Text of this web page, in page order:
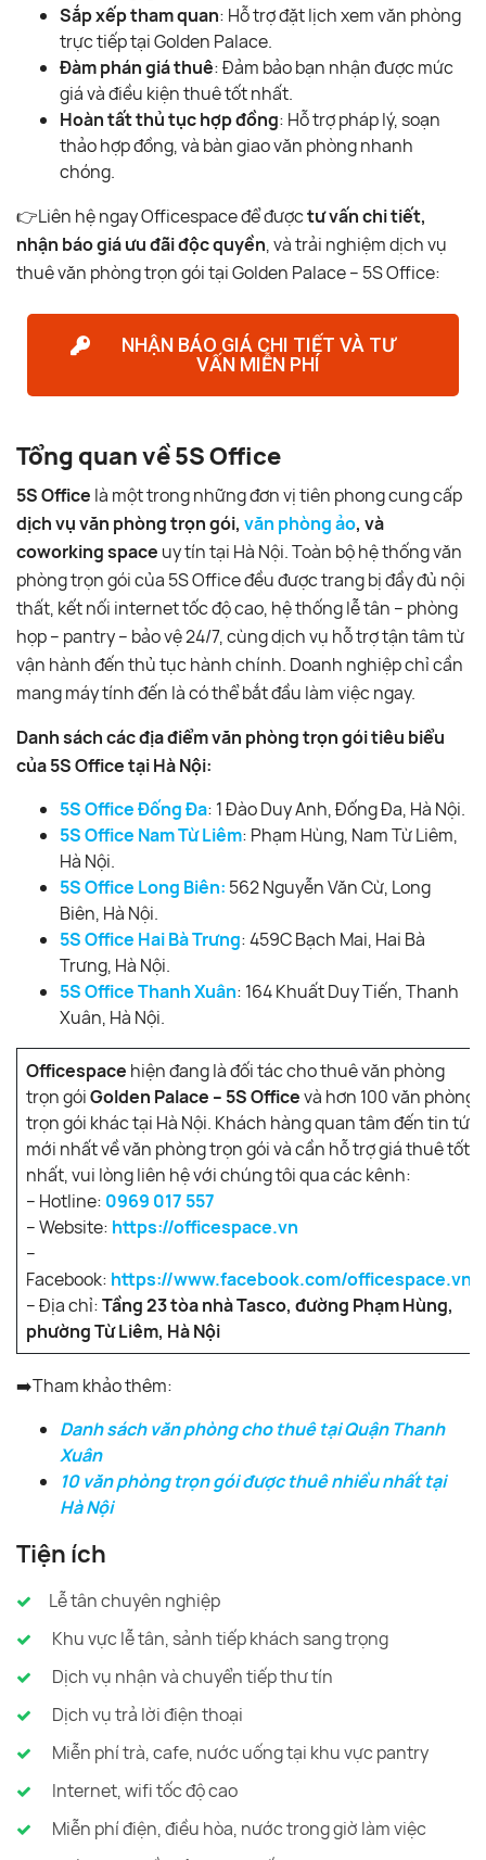
Sắp xếp tham quan: Hỗ trợ đặt lịch xem văn phòng
trực tiếp tại Golden Palace.
Đàm phán giá thuê: Đảm bảo bạn nhận được mức
giá và điều kiện thuê tốt nhất.
Hoàn tất thủ tục hợp đồng: Hỗ trợ pháp lý, soạn
thảo hợp đồng, và bàn giao văn phòng nhanh
chóng.
👉Liên hệ ngay Officespace để đượctư vấn chi tiết,
nhận báo giá ưu đãi độc quyền, và trải nghiệm dịch vụ
thuê văn phòng trọn gói tại Golden Palace – 5S Office:
NHẬN BÁO GIÁ CHI TIẾT VÀ TƯ
VẤN MIỄN PHÍ
Tổng quan về 5S Office
5S Office là một trong những đơn vị tiên phong cung cấp
dịch vụ văn phòng trọn gói, văn phòng ảo, và
coworking space uy tín tại Hà Nội. Toàn bộ hệ thống văn
phòng trọn gói của 5S Office đều được trang bị đầy đủ nội
thất, kết nối internet tốc độ cao, hệ thống lễ tân – phòng
họp – pantry – bảo vệ 24/7, cùng dịch vụ hỗ trợ tận tâm từ
vận hành đến thủ tục hành chính. Doanh nghiệp chỉ cần
mang máy tính đến là có thể bắt đầu làm việc ngay.
Danh sách các địa điểm văn phòng trọn gói tiêu biểu
của 5S Office tại Hà Nội:
5S Office Đống Đa: 1 Đào Duy Anh, Đống Đa, Hà Nội.
5S Office Nam Từ Liêm: Phạm Hùng, Nam Từ Liêm,
Hà Nội.
5S Office Long Biên: 562 Nguyễn Văn Cừ, Long
Biên, Hà Nội.
5S Office Hai Bà Trưng: 459C Bạch Mai, Hai Bà
Trưng, Hà Nội.
5S Office Thanh Xuân: 164 Khuất Duy Tiến, Thanh
Xuân, Hà Nội.
Officespace hiện đang là đối tác cho thuê văn phòng
trọn góiGolden Palace – 5S Officevà hơn 100 văn phòng
trọn gói khác tại Hà Nội. Khách hàng quan tâm đến tin tức
mới nhất về văn phòng trọn gói và cần hỗ trợ giá thuê tốt
nhất, vui lòng liên hệ với chúng tôi qua các kênh:
– Hotline: 0969 017 557
– Website: https://officespace.vn
–
Facebook: https://www.facebook.com/officespace.vn/
– Địa chỉ:Tầng 23 tòa nhà Tasco, đường Phạm Hùng,
phường Từ Liêm, Hà Nội
➡️Tham khảo thêm:
Danh sách văn phòng cho thuê tại Quận Thanh
Xuân
10 văn phòng trọn gói được thuê nhiều nhất tại
Hà Nội
Tiện ích
Lễ tân chuyên nghiệp
Khu vực lễ tân, sảnh tiếp khách sang trọng
Dịch vụ nhận và chuyển tiếp thư tín
Dịch vụ trả lời điện thoại
Miễn phí trà, cafe, nước uống tại khu vực pantry
Internet, wifi tốc độ cao
Miễn phí điện, điều hòa, nước trong giờ làm việc